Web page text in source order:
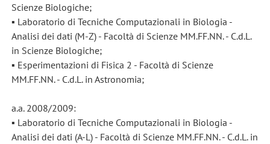
Scienze Biologiche;
▪ Laboratorio di Tecniche Computazionali in Biologia -
Analisi dei dati (M-Z) - Facoltà di Scienze MM.FF.NN. - C.d.L.
in Scienze Biologiche;
▪ Esperimentazioni di Fisica 2 - Facoltà di Scienze
MM.FF.NN. - C.d.L. in Astronomia;
a.a. 2008/2009:
▪ Laboratorio di Tecniche Computazionali in Biologia -
Analisi dei dati (A-L) - Facoltà di Scienze MM.FF.NN. - C.d.L. in